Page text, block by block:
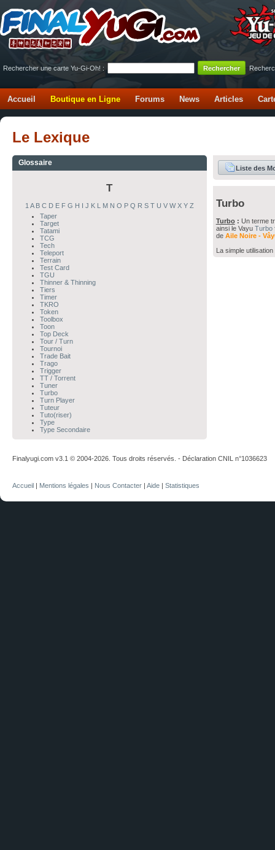
Rechercher une carte Yu-Gi-Oh! :
Accueil Boutique en Ligne Forums News Articles
Le Lexique
Glossaire
T
1 A B C D E F G H J K M N O P Q R S T U V W X Y Z
Taper
Target
Tatami
TCG
Tech
Teleport
Terrain
Test Card
TGU
Thinner & Thinning
Tiers
Timer
TKRO
Token
Toolbox
Toon
Top Deck
Tour / Turn
Tournoi
Trade Bait
Trago
Trigger
TT / Torrent
Tuner
Turbo
Turn Player
Tuteur
Tuto(riser)
Type
Type Secondaire
Liste des
Turbo
Turbo: Un terme
ainsi le Vayu Turbo
de Aile Noire -
La simple
Finalyugi.com v3.1 © 2004-2026. Tous droits réservés. - Déclaration CNIL n°1036623
Accueil Mentions légales Nous Contacter Aide Statistiques